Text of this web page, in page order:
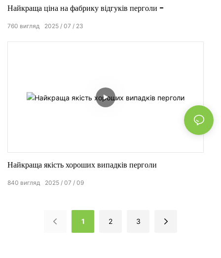
Найкраща ціна на фабрику відгуків перголи -
2025 07 23
760 вигляд
Найкраща якість хороших випадків перголи
2025 07 09
840 вигляд
1 2 3